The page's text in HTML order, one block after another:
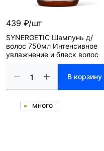
439 ₽/шт
SYNERGETIC Шампунь д/
волос 750мл Интенсивное
увлажнение и блеск волос
В корзину
много